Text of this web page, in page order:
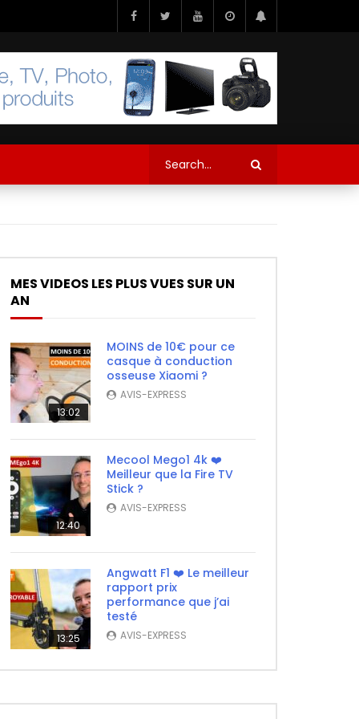
MES VIDEOS LES PLUS VUES SUR UN
AN
13:02
MOINS de 10€ pour ce
casque à conduction
osseuse Xiaomi ?
AVIS-EXPRESS
12:40
Mecool Mego1 4k ❤️
Meilleur que la Fire TV
Stick ?
AVIS-EXPRESS
13:25
Angwatt F1 ❤️ Le meilleur
rapport prix
performance que j’ai
testé
AVIS-EXPRESS